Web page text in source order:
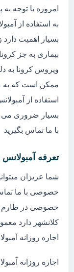
امروزه با توجه به
به استفاده از
بسیار اهمیت دارد
بیماری به جز
ویروس کرونا به
ممکن است که به
استفاده از
بسیار ضروری می
با ما تماس بگیرید
تعرفه
شما عزیزان
خصوصی با ما
خصوصی در طارم
کلانشهر دارد
اجاره روزانه
اجاره روزانه